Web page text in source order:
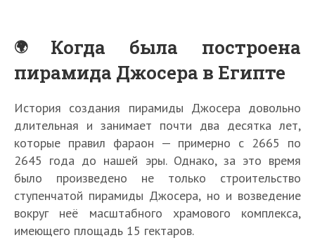
Когда была построена
пирамида Джосера в Египте
История создания пирамиды Джосера довольно
длительная и занимает почти два десятка лет,
которые правил фараон — примерно с 2665 по
2645 года до нашей эры. Однако, за это время
было произведено не только строительство
ступенчатой пирамиды Джосера, но и возведение
вокруг неё масштабного храмового комплекса,
имеющего площадь 15 гектаров.